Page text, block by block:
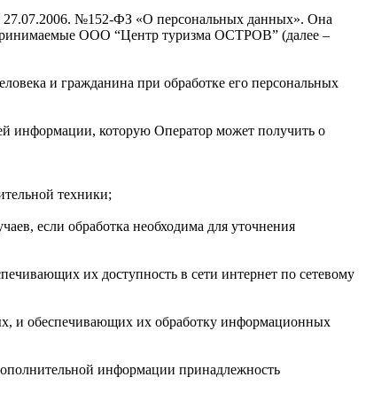
27.07.2006. №152-ФЗ «О персональных данных». Она
ООО “Центр туризма ОСТРОВ” (далее –
и гражданина при обработке его персональных
информации, которую Оператор может получить о
техники;
если обработка необходима для уточнения
их доступность в сети интернет по сетевому
и обеспечивающих их обработку информационных
информации принадлежность